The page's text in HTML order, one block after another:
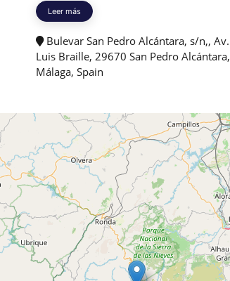
Leer más
Bulevar San Pedro Alcántara, s/n,, Av.
Luis Braille, 29670 San Pedro Alcántara,
Málaga, Spain